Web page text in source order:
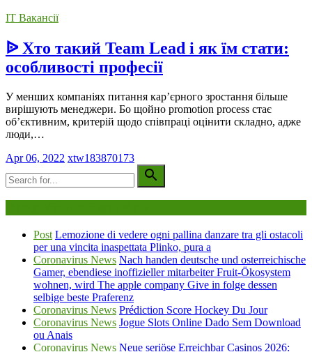
IT Вакансії
ᐉ Хто такий Team Lead і як їм стати:
особливості професії
У менших компаніях питання кар’єрного зростання більше
вирішують менеджери. Бо щойно promotion process стає
об’єктивним, критерій щодо співпраці оцінити складно, адже
люди,…
Apr 06, 2022 xtw183870173
Post Lemozione di vedere ogni pallina danzare tra gli ostacoli
per una vincita inaspettata Plinko, pura a
Coronavirus News Nach handen deutsche und osterreichische
Gamer, ebendiese inoffizieller mitarbeiter Fruit-Ökosystem
wohnen, wird The apple company Give in folge dessen
selbige beste Praferenz
Coronavirus News Prédiction Score Hockey Du Jour
Coronavirus News Jogue Slots Online Dado Sem Download
ou Anais
Coronavirus News Neue seriöse Erreichbar Casinos 2026: